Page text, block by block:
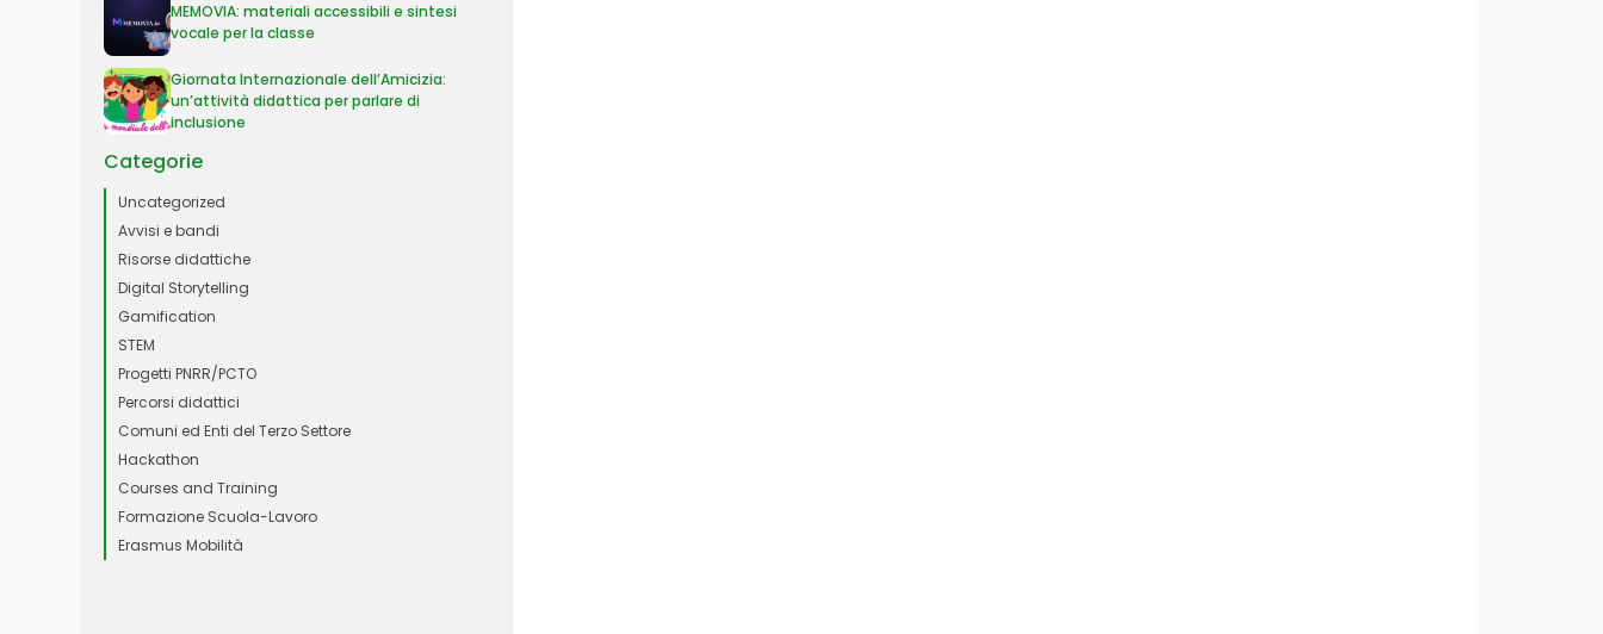
MEMOVIA: materiali accessibili e sintesi
vocale per la classe
Giornata Internazionale dell’Amicizia:
un’attività didattica per parlare di
inclusione
Categorie
Uncategorized
Avvisi e bandi
Risorse didattiche
Digital Storytelling
Gamification
STEM
Progetti PNRR/PCTO
Percorsi didattici
Comuni ed Enti del Terzo Settore
Hackathon
Courses and Training
Formazione Scuola-Lavoro
Erasmus Mobilità